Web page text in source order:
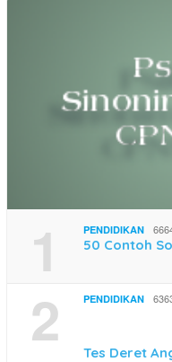
1 PENDIDIKAN
50 Contoh
2 PENDIDIKAN
Tes Deret